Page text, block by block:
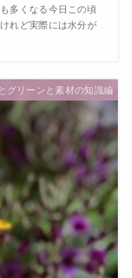
多くなる今日この頃
れど実際には水分が
グリーンと素材の知識編